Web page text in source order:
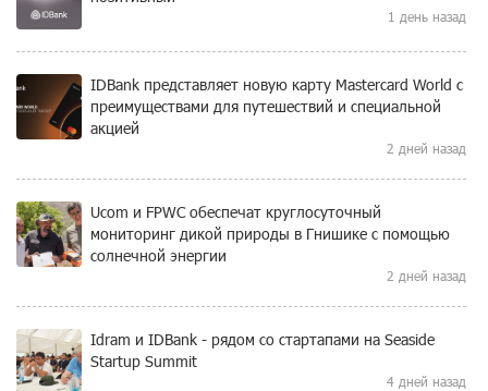
1 день назад
IDBank представляет новую карту Mastercard World с
преимуществами для путешествий и специальной
акцией
2 дней назад
Ucom и FPWC обеспечат круглосуточный
мониторинг дикой природы в Гнишике с помощью
солнечной энергии
2 дней назад
Idram и IDBank - рядом со стартапами на Seaside
Startup Summit
4 дней назад